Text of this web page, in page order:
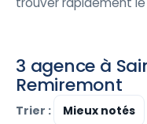
3 agence à
Remiremont
Trier :